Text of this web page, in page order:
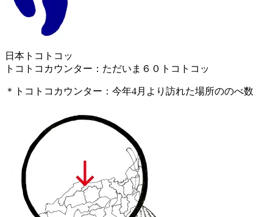
日本トコトコッ
トコトコカウンター：ただいま６０トコトコッ
＊トコトコカウンター：今年4月より訪れた場所ののべ数